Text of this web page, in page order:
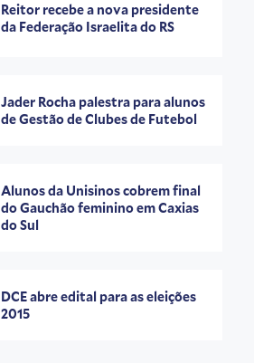
Reitor recebe a nova presidente
da Federação Israelita do RS
Jader Rocha palestra para alunos
de Gestão de Clubes de Futebol
Alunos da Unisinos cobrem final
do Gauchão feminino em Caxias
do Sul
DCE abre edital para as eleições
2015